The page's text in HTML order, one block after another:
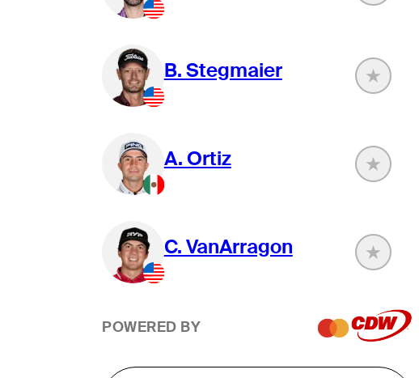
B. Stegmaier
A. Ortiz
C. VanArragon
POWERED BY